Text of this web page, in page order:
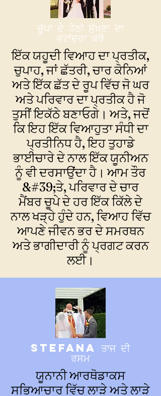
ਚੂੱਪਾ ਦੇ ਹੇਠਾਂ ਸੁੱਖਣਾ ਦਾ
ਵਟਾਂਦਰਾ ਕਰੋ
ਇੱਕ ਯਹੂਦੀ ਵਿਆਹ ਦਾ ਪ੍ਰਤੀਕ,
ਚੁਪਾਹ, ਜਾਂ ਛੱਤਰੀ, ਚਾਰ ਕੋਨਿਆਂ
ਅਤੇ ਇੱਕ ਛੱਤ ਦੇ ਰੂਪ ਵਿੱਚ ਜੋ ਘਰ
ਅਤੇ ਪਰਿਵਾਰ ਦਾ ਪ੍ਰਤੀਕ ਹੈ ਜੋ
ਤੁਸੀਂ ਇਕੱਠੇ ਬਣਾਓਗੇ। ਅਤੇ, ਜਦੋਂ
ਕਿ ਇਹ ਇੱਕ ਵਿਆਹੁਤਾ ਸੰਧੀ ਦਾ
ਪ੍ਰਤੀਨਿਧ ਹੈ, ਇਹ ਤੁਹਾਡੇ
ਭਾਈਚਾਰੇ ਦੇ ਨਾਲ ਇੱਕ ਯੂਨੀਅਨ
ਨੂੰ ਵੀ ਦਰਸਾਉਂਦਾ ਹੈ। ਆਮ ਤੌਰ
&#39;ਤੇ, ਪਰਿਵਾਰ ਦੇ ਚਾਰ
ਮੈਂਬਰ ਚੂਪੇ ਦੇ ਹਰ ਇੱਕ ਕਿੱਲੇ ਦੇ
ਨਾਲ ਖੜ੍ਹੇ ਹੁੰਦੇ ਹਨ, ਵਿਆਹ ਵਿੱਚ
ਆਪਣੇ ਜੀਵਨ ਭਰ ਦੇ ਸਮਰਥਨ
ਅਤੇ ਭਾਗੀਦਾਰੀ ਨੂੰ ਪ੍ਰਗਟ ਕਰਨ
ਲਈ।
stefana ਤਾਜ ਦੀ
ਰਸਮ
ਯੂਨਾਨੀ ਆਰਥੋਡਾਕਸ
ਸਭਿਆਚਾਰ ਵਿੱਚ ਲਾੜੇ ਅਤੇ ਲਾੜੇ